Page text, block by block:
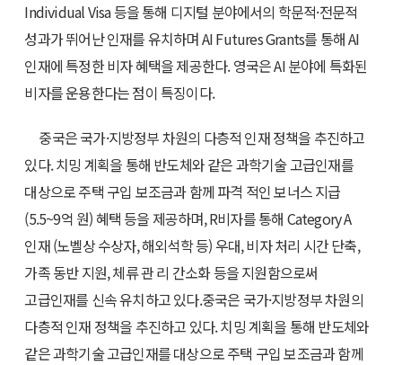
Individual Visa 등을 통해 디지털 분야에서의 학문적·전문적
성과가 뛰어난 인재를 유치하며 AI Futures Grants를 통해 AI
인재에 특정한 비자 혜택을 제공한다. 영국은 AI 분야에 특화된
비자를 운용한다는 점이 특징이다.
중국은 국가·지방정부 차원의 다층적 인재 정책을 추진하고
있다. 치밍 계획을 통해 반도체와 같은 과학기술 고급인재를
대상으로 주택 구입 보조금과 함께 파격 적인 보너스 지급
(5.5~9억 원) 혜택 등을 제공하며, R비자를 통해 Category A
인재 (노벨상 수상자, 해외석학 등) 우대, 비자 처리 시간 단축,
가족 동반 지원, 체류 관 리 간소화 등을 지원함으로써
고급인재를 신속 유치하고 있다.중국은 국가·지방정부 차원의
다층적 인재 정책을 추진하고 있다. 치밍 계획을 통해 반도체와
같은 과학기술 고급인재를 대상으로 주택 구입 보조금과 함께